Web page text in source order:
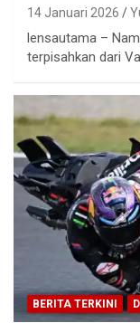
14 Januari 2026
lensautama –
terpisahkan dari
BERITA TERKINI